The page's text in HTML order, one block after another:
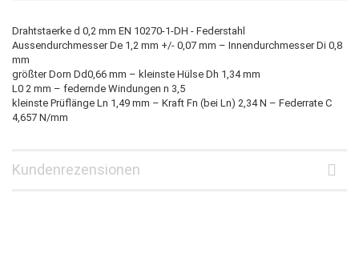
Drahtstaerke d 0,2 mm EN 10270-1-DH - Federstahl
Aussendurchmesser De 1,2 mm +/- 0,07 mm – Innendurchmesser Di 0,8
mm
größter Dorn Dd0,66 mm – kleinste Hülse Dh 1,34 mm
L0 2 mm – federnde Windungen n 3,5
kleinste Prüflänge Ln 1,49 mm – Kraft Fn (bei Ln) 2,34 N – Federrate C
4,657 N/mm
Kundenrezensionen